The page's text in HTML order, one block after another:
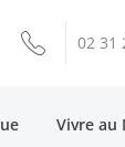
02 31
Vivre